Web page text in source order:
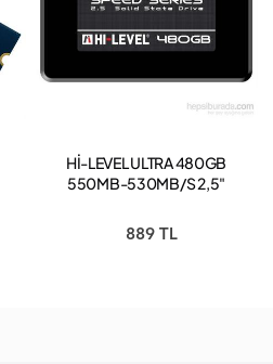
Hİ-LEVEL ULTRA 480GB
550MB-530MB/S 2,5"
SSD30ULT/480G + APARAT
889 TL